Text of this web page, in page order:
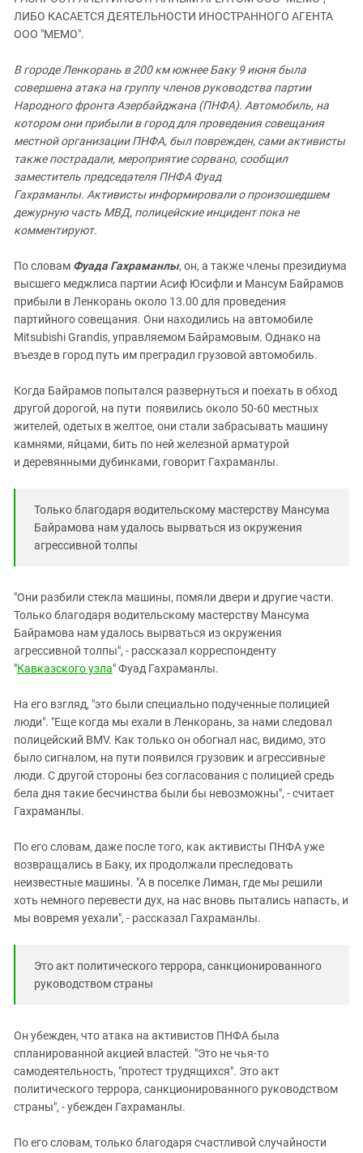
ЗАСТАВЛЯЕТ
ПРЕСЛЕДОВАНИЕ АКТИВИСТОВ
МОБИЛИЗАЦИЯ И ПРОТЕСТЫ
Дагестан
Ингушетия
Кабардино-Балкария
Калмыкия
Карачаево-Черкесия
Краснодарский край
Нагорный Карабах
Российская Федерация
Ростовская область
Северная Осетия - Алания
СКФО
Ставропольский край
Чечня
Южная Осетия
Южный Кавказ
ЮФО
ЛИБО КАСАЕТСЯ ДЕЯТЕЛЬНОСТИ ИНОСТРАННОГО АГЕНТА
ООО "МЕМО".
В городе Ленкорань в 200 км южнее Баку 9 июня была
совершена атака на группу членов руководства партии
Народного фронта Азербайджана (ПНФА). Автомобиль, на
котором они прибыли в город для проведения совещания
местной организации ПНФА, был поврежден, сами активисты
также пострадали, мероприятие сорвано, сообщил
заместитель председателя ПНФА Фуад
Гахраманлы. Активисты информировали о произошедшем
дежурную часть МВД, полицейские инцидент пока не
комментируют.
По словам Фуада Гахраманлы, он, а также члены президиума
высшего меджлиса партии Асиф Юсифли и Мансум Байрамов
прибыли в Ленкорань около 13.00 для проведения
партийного совещания. Они находились на автомобиле
Mitsubishi Grandis, управляемом Байрамовым. Однако на
въезде в город путь им преградил грузовой автомобиль.
Когда Байрамов попытался развернуться и поехать в обход
другой дорогой, на пути появились около 50-60 местных
жителей, одетых в желтое, они стали забрасывать машину
камнями, яйцами, бить по ней железной арматурой
и деревянными дубинками, говорит Гахраманлы.
Только благодаря водительскому мастерству Мансума
Байрамова нам удалось вырваться из окружения
агрессивной толпы
"Они разбили стекла машины, помяли двери и другие части.
Только благодаря водительскому мастерству Мансума
Байрамова нам удалось вырваться из окружения
агрессивной толпы", - рассказал корреспонденту
"Кавказского узла" Фуад Гахраманлы.
На его взгляд, "это были специально подученные полицией
люди". "Еще когда мы ехали в Ленкорань, за нами следовал
полицейский BMV. Как только он обогнал нас, видимо, это
было сигналом, на пути появился грузовик и агрессивные
люди. С другой стороны без согласования с полицией средь
бела дня такие бесчинства были бы невозможны", - считает
Гахраманлы.
По его словам, даже после того, как активисты ПНФА уже
возвращались в Баку, их продолжали преследовать
неизвестные машины. "А в поселке Лиман, где мы решили
хоть немного перевести дух, на нас вновь пытались напасть, и
мы вовремя уехали", - рассказал Гахраманлы.
Это акт политического террора, санкционированного
руководством страны
Он убежден, что атака на активистов ПНФА была
спланированной акцией властей. "Это не чья-то
самодеятельность, "протест трудящихся". Это акт
политического террора, санкционированного руководством
страны", - убежден Гахраманлы.
По его словам, только благодаря счастливой случайности